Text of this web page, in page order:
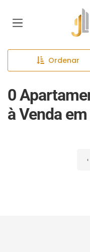
Ordenar
0
à Venda
‹